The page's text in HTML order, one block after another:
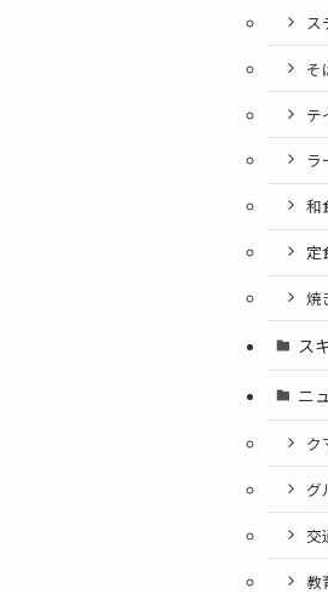
ス
そ
テ
ラ
和
定
焼
ス
ニ
ク
グ
交
教